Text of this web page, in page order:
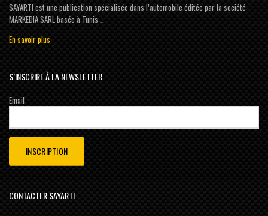
SAYARTI est une publication spécialisée dans l’automobile éditée par la société
MARKEDIA SARL basée à Tunis …
En savoir plus
S’INSCRIRE À LA NEWSLETTER
Email
CONTACTER SAYARTI